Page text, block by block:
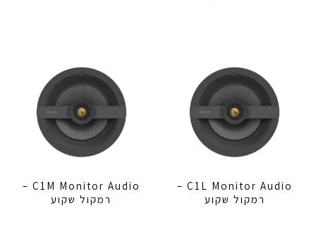
C1L Monitor Audio –
רמקול שקוע
C1M Monitor Audio –
רמקול שקוע